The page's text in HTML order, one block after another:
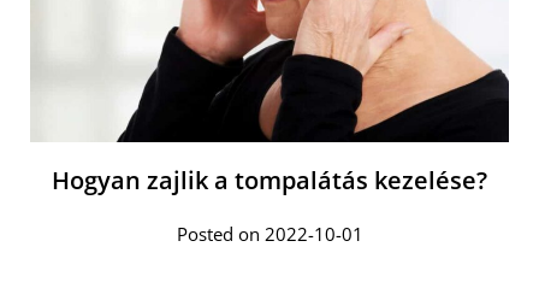
Hogyan zajlik a tompalátás kezelése?
Posted on 2022-10-01